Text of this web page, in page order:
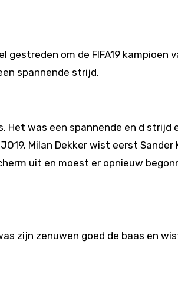
gestreden om de FIFA19 kampioen
spannende strijd.
Het was een spannende en d strijd
Milan Dekker wist eerst Sander
uit en moest er opnieuw
zijn zenuwen goed de baas en